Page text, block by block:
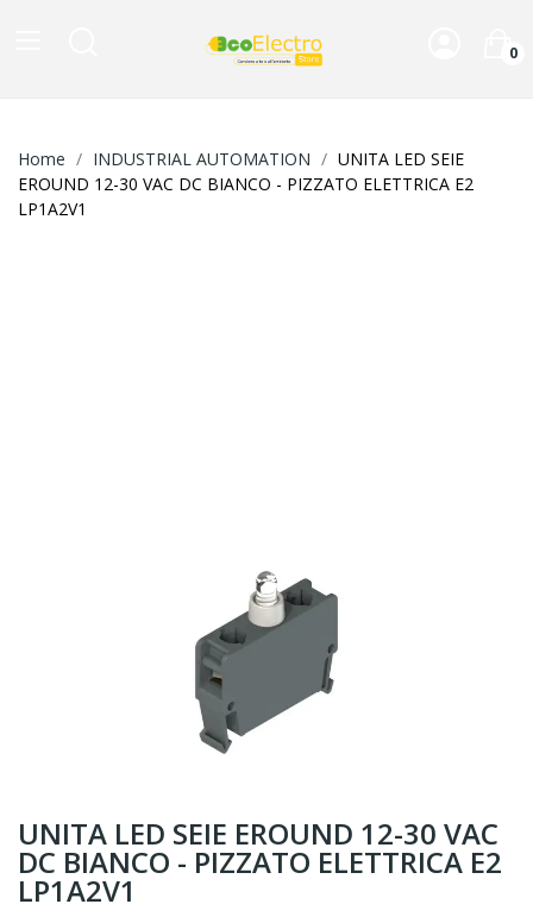
0
Home INDUSTRIAL AUTOMATION
UNITA LED SEIE
EROUND 12-30 VAC DC BIANCO - PIZZATO ELETTRICA E2
LP1A2V1
UNITA LED SEIE EROUND 12-30 VAC
DC BIANCO - PIZZATO ELETTRICA E2
LP1A2V1